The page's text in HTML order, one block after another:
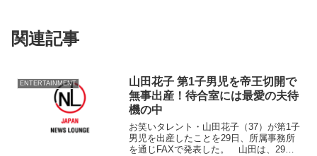
関連記事
ENTERTAINMENT
山田花子 第1子男児を帝王切開で
無事出産！待合室には最愛の夫待
機の中
お笑いタレント・山田花子（37）が第1子
男児を出産したことを29日、所属事務所
を通じFAXで発表した。 山田は、29日